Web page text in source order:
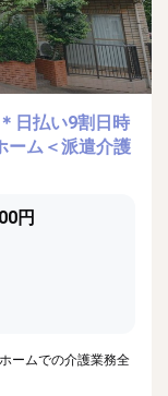
日払い9割日時
ーム＜派遣介護
円
ームでの介護業務全